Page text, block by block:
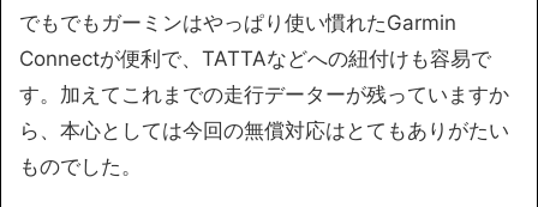
でもでもガーミンはやっぱり使い慣れたGarmin
Connectが便利で、TATTAなどへの紐付けも容易で
す。加えてこれまでの走行データーが残っていますか
ら、本心としては今回の無償対応はとてもありがたい
ものでした。